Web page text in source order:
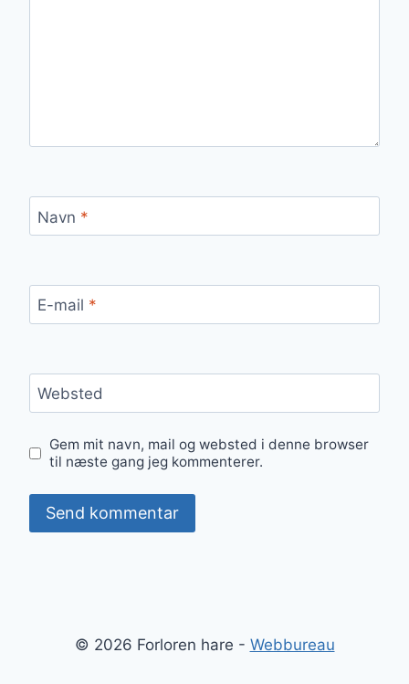
Navn *
E-mail *
Websted
Gem mit navn, mail og websted i denne browser
til næste gang jeg kommenterer.
© 2026 Forloren hare - Webbureau